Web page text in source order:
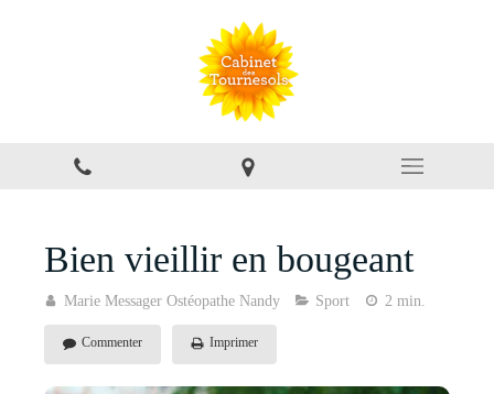
Bien vieillir en bougeant
Marie Messager Ostéopathe Nandy Sport 2 min.
Commenter Imprimer